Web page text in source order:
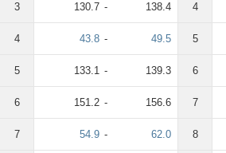
3 130.7 - 138.4
4 43.8 - 49.5
5 133.1 - 139.3
6 151.2 - 156.6
7 54.9 - 62.0
4
5
6
7
8